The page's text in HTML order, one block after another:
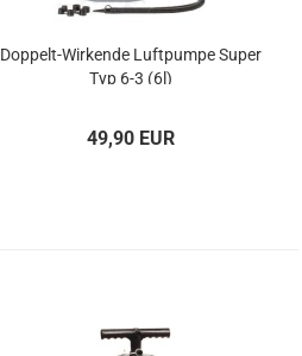
Doppelt-​​Wir­ken­de Luft­pum­pe Super
Typ 6-3 (6l)
49,90 EUR